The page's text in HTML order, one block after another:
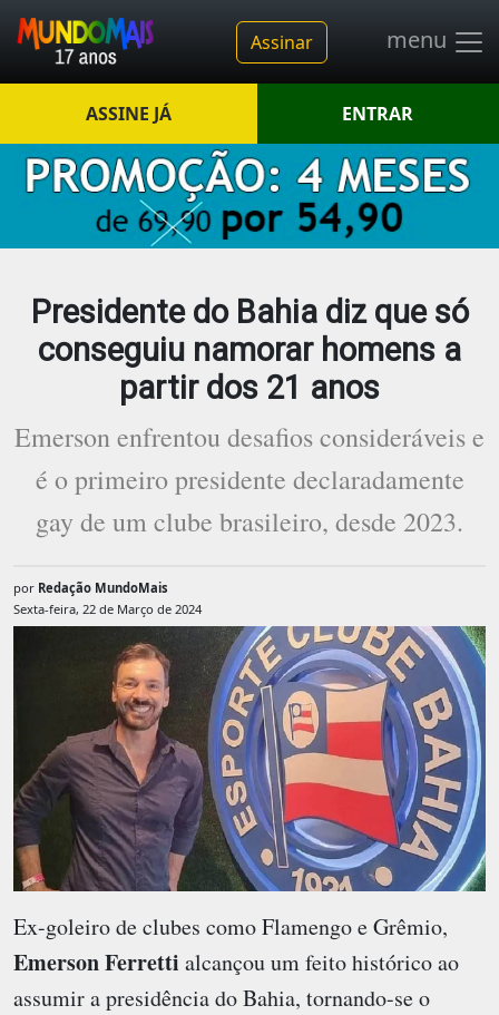
Assinar menu
ASSINE JÁ ENTRAR
Presidente do Bahia diz que só
conseguiu namorar homens a
partir dos 21 anos
Emerson enfrentou desafios consideráveis e
é o primeiro presidente declaradamente
gay de um clube brasileiro, desde 2023.
por Redação MundoMais
Sexta-feira, 22 de Março de 2024
Ex-goleiro de clubes como Flamengo e Grêmio,
Emerson Ferretti alcançou um feito histórico ao
assumir a presidência do Bahia, tornando-se o